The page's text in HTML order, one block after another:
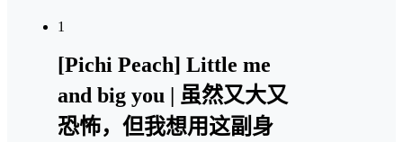
1
[Pichi Peach] Little me
and big you | 虽然又大又
恐怖，但我想用这副身